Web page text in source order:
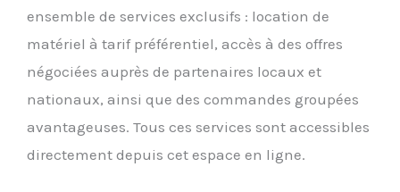
ensemble de services exclusifs : location de
matériel à tarif préférentiel, accès à des offres
négociées auprès de partenaires locaux et
nationaux, ainsi que des commandes groupées
avantageuses. Tous ces services sont accessibles
directement depuis cet espace en ligne.